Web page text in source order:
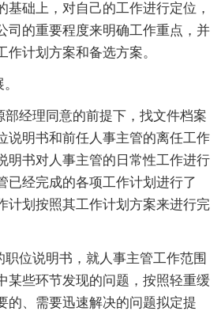
基础上，对自己的工作进行定位，
司的重要程度来明确工作重点，并
计划方案和备选方案。
部经理同意的前提下，找文件档案
说明书和前任人事主管的离任工作
明书对人事主管的日常性工作进行
已经完成的各项工作计划进行了
计划按照其工作计划方案来进行完
职位说明书，就人事主管工作范围
某些环节发现的问题，按照轻重缓
的、需要迅速解决的问题拟定提